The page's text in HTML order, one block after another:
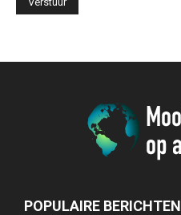
POPULAIRE BERICHTEN